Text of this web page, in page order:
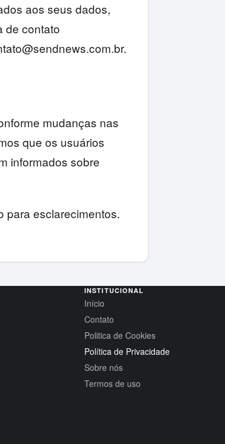
aos seus dados,
de contato
mudanças nas
que os usuários
informados sobre
para esclarecimentos.
INSTITUCIONAL
Início
Contato
Politica de Cookies
Política de Privacidade
Sobre nós
Termos de uso